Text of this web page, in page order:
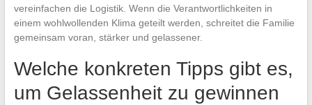
vereinfachen die Logistik. Wenn die Verantwortlichkeiten in
einem wohlwollenden Klima geteilt werden, schreitet die Familie
gemeinsam voran, stärker und gelassener.
Welche konkreten Tipps gibt es,
um Gelassenheit zu gewinnen